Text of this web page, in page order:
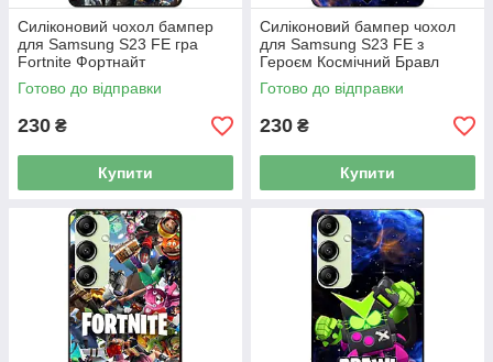
Силіконовий чохол бампер
для Samsung S23 FE гра
Fortnite Фортнайт
Готово до відправки
230 ₴
Купити
Силіконовий бампер чохол
для Samsung S23 FE з
Героєм Космічний Бравл
Брок
Готово до відправки
230 ₴
Купити